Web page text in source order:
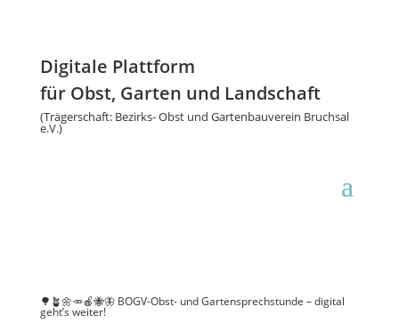
Digitale Plattform
für Obst, Garten und Landschaft
(Trägerschaft: Bezirks- Obst und Gartenbauverein Bruchsal
e.V.)
🌳🪴🌼🥕🍎🐝🦋 BOGV-Obst- und Gartensprechstunde – digital
geht’s weiter!